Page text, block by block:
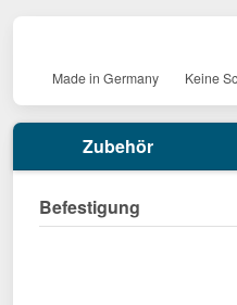
Made in Germany Keine
Zubehör
Befestigung